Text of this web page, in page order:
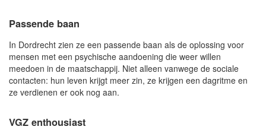
Passende baan
In Dordrecht zien ze een passende baan als de oplossing voor
mensen met een psychische aandoening die weer willen
meedoen in de maatschappij. Niet alleen vanwege de sociale
contacten: hun leven krijgt meer zin, ze krijgen een dagritme en
ze verdienen er ook nog aan.
VGZ enthousiast